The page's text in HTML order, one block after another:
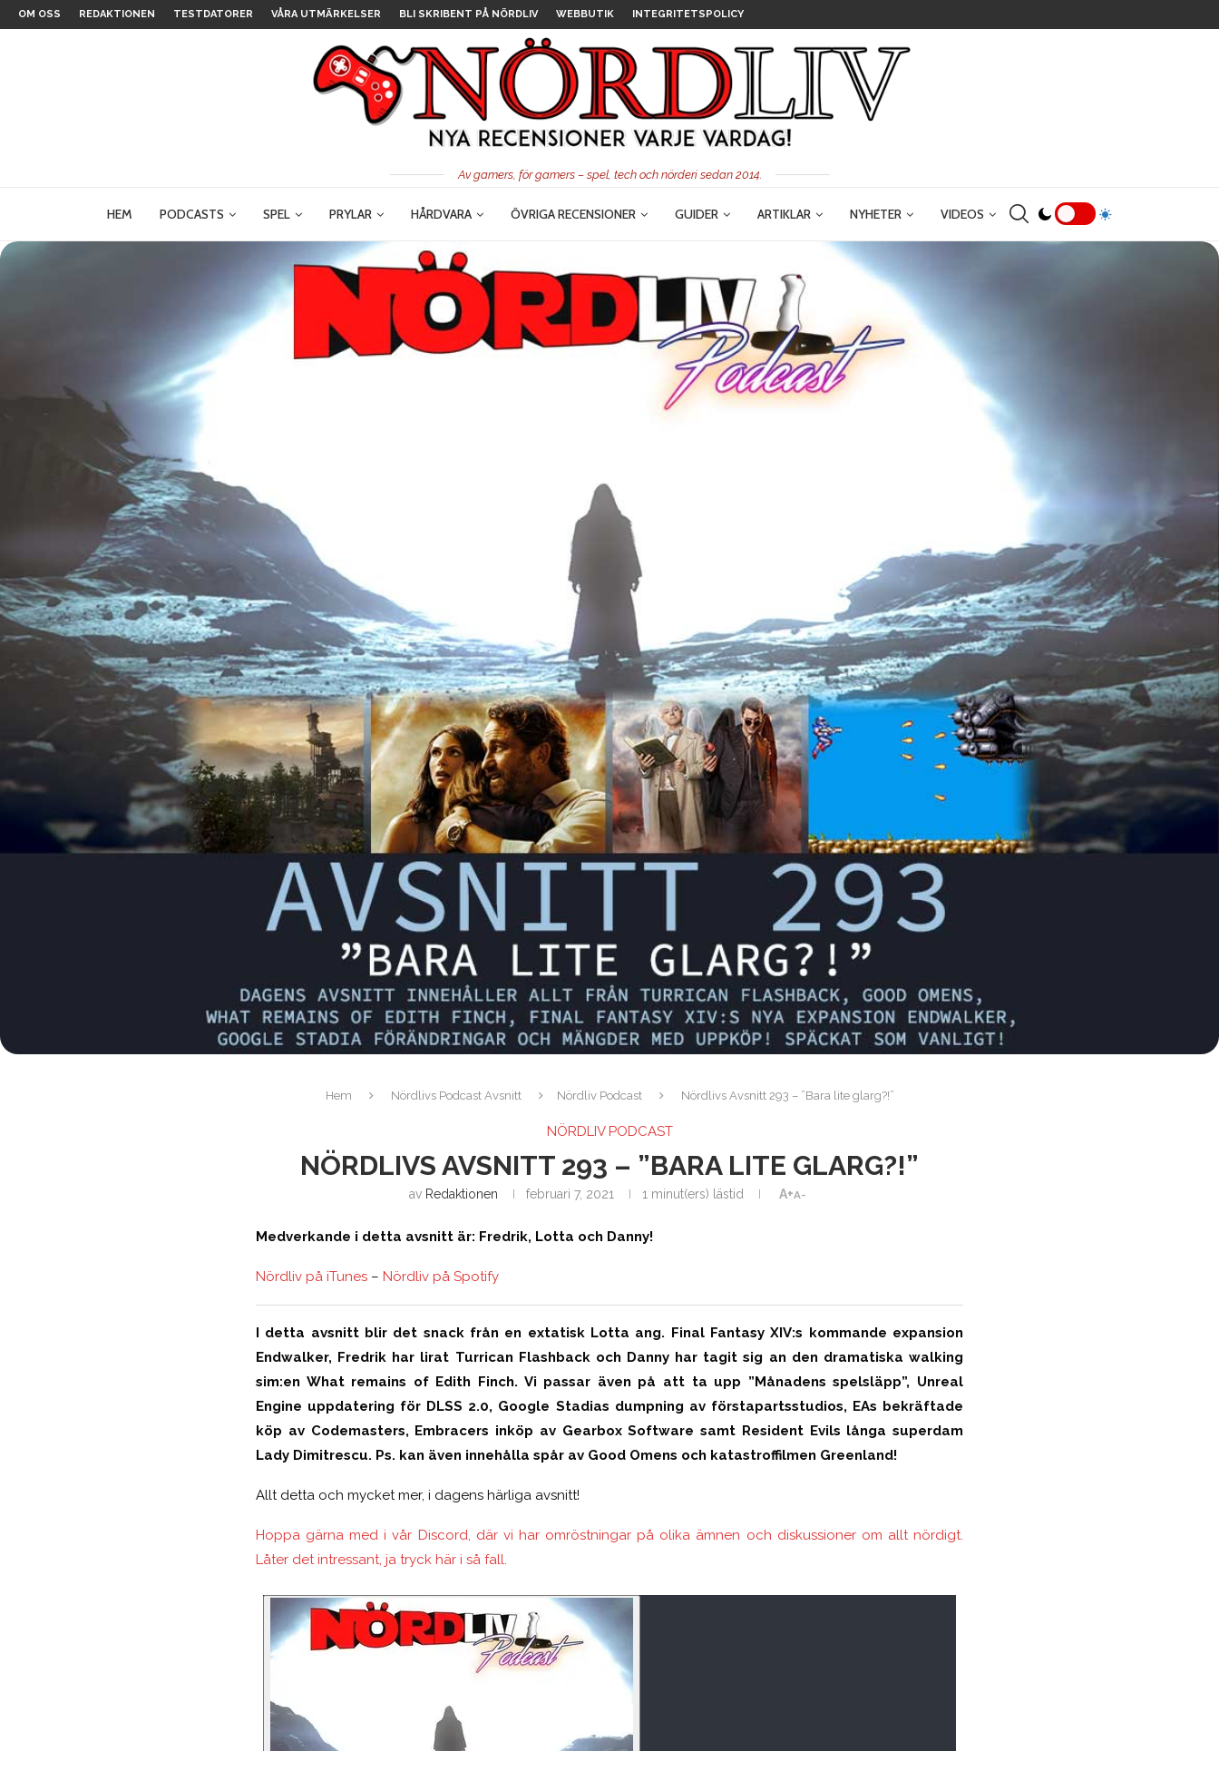
OM OSS REDAKTIONEN TESTDATORER VÅRA UTMÄRKELSER BLI SKRIBENT PÅ NÖRDLIV WEBBUTIK INTEGRITETSPOLICY
Av gamers, för gamers – spel, tech och nörderi sedan 2014.
HEM PODCASTS SPEL PRYLAR HÅRDVARA ÖVRIGA RECENSIONER GUIDER ARTIKLAR NYHETER VIDEOS
Hem Nördlivs Podcast Avsnitt Nördliv Podcast Nördlivs Avsnitt 293 – ”Bara lite glarg?!”
NÖRDLIV PODCAST
NÖRDLIVS AVSNITT 293 – ”BARA LITE GLARG?!”
av Redaktionen februari 7, 2021 1 minut(ers) lästid A+A-
Medverkande i detta avsnitt är: Fredrik, Lotta och Danny!
Nördliv på iTunes – Nördliv på Spotify
I detta avsnitt blir det snack från en extatisk Lotta ang. Final Fantasy XIV:s kommande expansion
Endwalker, Fredrik har lirat Turrican Flashback och Danny har tagit sig an den dramatiska walking
sim:en What remains of Edith Finch. Vi passar även på att ta upp ”Månadens spelsläpp”, Unreal
Engine uppdatering för DLSS 2.0, Google Stadias dumpning av förstapartsstudios, EAs bekräftade
köp av Codemasters, Embracers inköp av Gearbox Software samt Resident Evils långa superdam
Lady Dimitrescu. Ps. kan även innehålla spår av Good Omens och katastroffilmen Greenland!
Allt detta och mycket mer, i dagens härliga avsnitt!
Hoppa gärna med i vår Discord, där vi har omröstningar på olika ämnen och diskussioner om allt nördigt.
Låter det intressant, ja tryck här i så fall.